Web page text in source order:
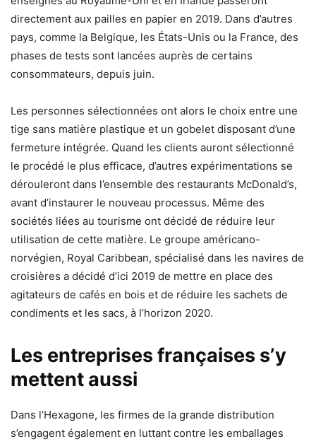
directement aux pailles en papier en 2019. Dans d’autres
pays, comme la Belgique, les États-Unis ou la France, des
phases de tests sont lancées auprès de certains
consommateurs, depuis juin.
Les personnes sélectionnées ont alors le choix entre une
tige sans matière plastique et un gobelet disposant d’une
fermeture intégrée. Quand les clients auront sélectionné
le procédé le plus efficace, d’autres expérimentations se
dérouleront dans l’ensemble des restaurants McDonald’s,
avant d’instaurer le nouveau processus. Même des
sociétés liées au tourisme ont décidé de réduire leur
utilisation de cette matière. Le groupe américano-
norvégien, Royal Caribbean, spécialisé dans les navires de
croisières a décidé d’ici 2019 de mettre en place des
agitateurs de cafés en bois et de réduire les sachets de
condiments et les sacs, à l’horizon 2020.
Les entreprises françaises s’y
mettent aussi
Dans l’Hexagone, les firmes de la grande distribution
s’engagent également en luttant contre les emballages